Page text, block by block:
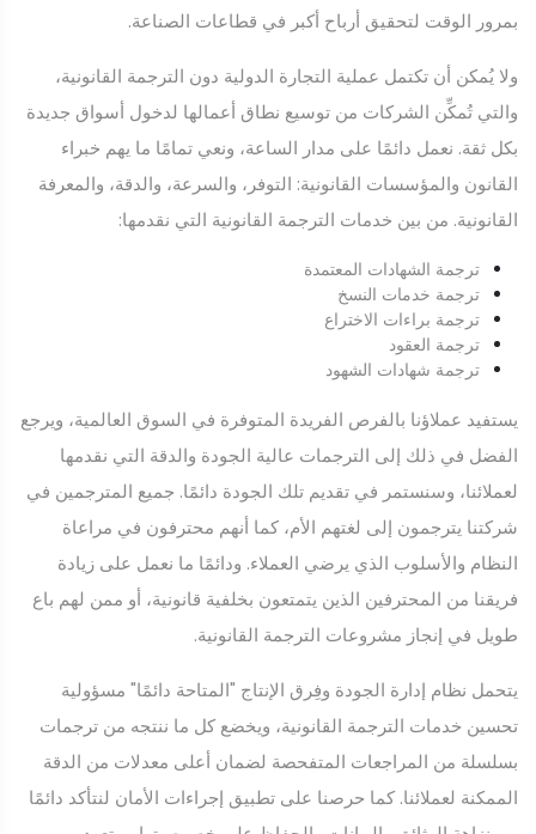
بمرور الوقت لتحقيق أرباح أكبر في قطاعات الصناعة.
ولا يُمكن أن تكتمل عملية التجارة الدولية دون الترجمة القانونية،
والتي تُمكِّن الشركات من توسيع نطاق أعمالها لدخول أسواق جديدة
بكل ثقة. نعمل دائمًا على مدار الساعة، ونعي تمامًا ما يهم خبراء
القانون والمؤسسات القانونية: التوفر، والسرعة، والدقة، والمعرفة
القانونية. من بين خدمات الترجمة القانونية التي نقدمها:
ترجمة الشهادات المعتمدة
ترجمة خدمات النسخ
ترجمة براءات الاختراع
ترجمة العقود
ترجمة شهادات الشهود
يستفيد عملاؤنا بالفرص الفريدة المتوفرة في السوق العالمية، ويرجع
الفضل في ذلك إلى الترجمات عالية الجودة والدقة التي نقدمها
لعملائنا، وسنستمر في تقديم تلك الجودة دائمًا. جميع المترجمين في
شركتنا يترجمون إلى لغتهم الأم، كما أنهم محترفون في مراعاة
النظام والأسلوب الذي يرضي العملاء. ودائمًا ما نعمل على زيادة
فريقنا من المحترفين الذين يتمتعون بخلفية قانونية، أو ممن لهم باع
طويل في إنجاز مشروعات الترجمة القانونية.
يتحمل نظام إدارة الجودة وفِرق الإنتاج "المتاحة دائمًا" مسؤولية
تحسين خدمات الترجمة القانونية، ويخضع كل ما ننتجه من ترجمات
بسلسلة من المراجعات المتفحصة لضمان أعلى معدلات من الدقة
الممكنة لعملائنا. كما حرصنا على تطبيق إجراءات الأمان لنتأكد دائمًا